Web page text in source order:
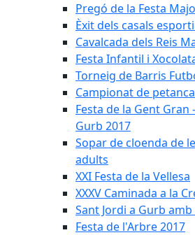
Pregó de la Festa
Èxit dels casals
Cavalcada dels Reis
Festa Infantil i
Torneig de Barris
Campionat de
Festa de la Gent Gran
Gurb 2017
Sopar de cloenda de
adults
XXI Festa de la Vellesa
XXXV Caminada a la
Sant Jordi a Gurb
Festa de l'Arbre 2017